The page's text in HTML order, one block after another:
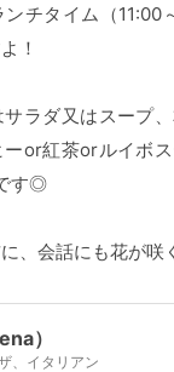
ンチタイム（11:00
！
ラダ又はスープ
ーor紅茶orルイボ
す◎
、会話にも花が咲
）
、イタリアン